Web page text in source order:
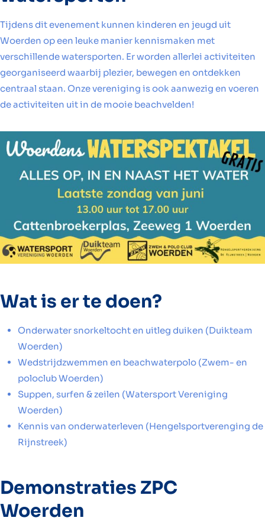
Tijdens dit evenement kunnen kinderen en jeugd uit
Woerden op een leuke manier kennismaken met
verschillende watersporten. Er worden allerlei activiteiten
georganiseerd waarbij plezier, bewegen en ontdekken
centraal staan. Onze vereniging is ook aanwezig en voeren
de activiteiten uit in de mooie beachvelden!
Wat is er te doen?
Onderwater snorkeltocht en uitleg duiken (Duikteam
Woerden)
Wedstrijdzwemmen en beachwaterpolo (Zwem- en
poloclub Woerden)
Suppen, surfen & zeilen (Watersport Vereniging
Woerden)
Kennis van onderwaterleven (Hengelsportverenging de
Rijnstreek)
Demonstraties ZPC
Woerden